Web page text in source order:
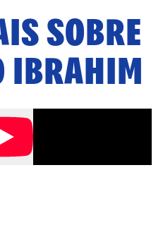
SOBRE
IBRAHIM